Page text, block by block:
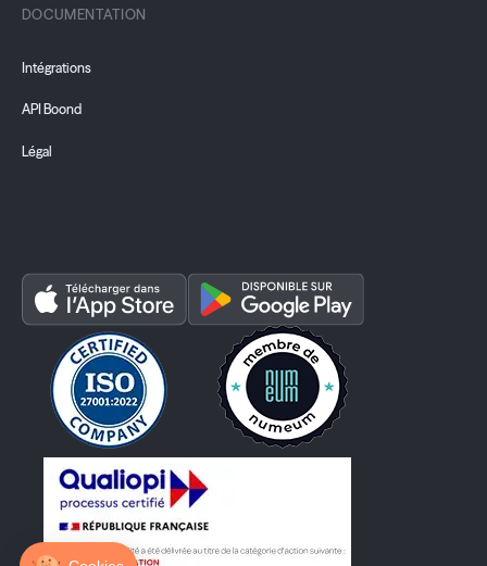
DOCUMENTATION
Intégrations
API Boond
Légal